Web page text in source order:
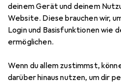
deinem Gerät und deinem
Website. Diese brauchen wir,
Login und Basisfunktionen wie
ermöglichen.
Wenn du allem zustimmst,
darüber hinaus nutzen, um dir
2
RS PRO Halte-
Durchmesser 65 mm
Bewertungen